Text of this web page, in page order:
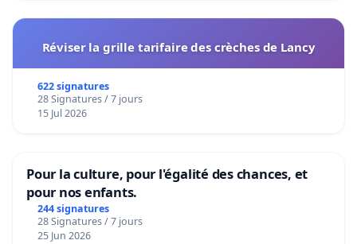
Réviser la grille tarifaire des crèches de Lancy
622 signatures
28 Signatures / 7 jours
15 Jul 2026
Pour la culture, pour l'égalité des chances, et
pour nos enfants.
244 signatures
28 Signatures / 7 jours
25 Jun 2026